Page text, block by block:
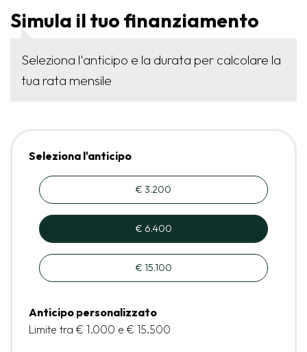
Simula il tuo finanziamento
Seleziona l'anticipo e la durata per calcolare la
tua rata mensile
Seleziona l'anticipo
€ 3.200
€ 6.400
€ 15.100
Anticipo personalizzato
Limite tra € 1.000 e € 15.500